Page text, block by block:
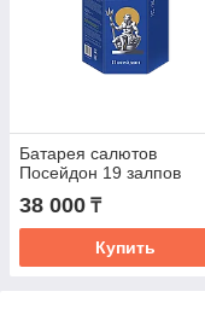
Батарея салютов
Посейдон 19 залпов
38 000 ₸
Купить